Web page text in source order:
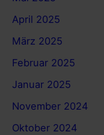
April 2025
März 2025
Februar 2025
Januar 2025
November 2024
Oktober 2024